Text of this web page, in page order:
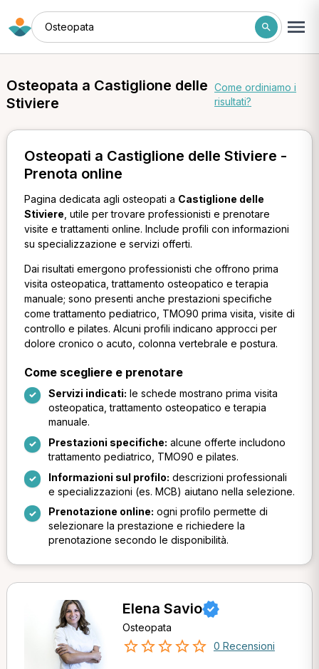
Osteopata
Osteopata a Castiglione delle
Stiviere
Come ordiniamo i
risultati?
Osteopati a Castiglione delle Stiviere -
Prenota online
Pagina dedicata agli osteopati a Castiglione delle
Stiviere , utile per trovare professionisti e prenotare
visite e trattamenti online. Include profili con informazioni
su specializzazione e servizi offerti.
Dai risultati emergono professionisti che offrono prima
visita osteopatica, trattamento osteopatico e terapia
manuale; sono presenti anche prestazioni specifiche
come trattamento pediatrico, TMO90 prima visita, visite di
controllo e pilates. Alcuni profili indicano approcci per
dolore cronico o acuto, colonna vertebrale e postura.
Come scegliere e prenotare
Servizi indicati: le schede mostrano prima visita
osteopatica, trattamento osteopatico e terapia
manuale.
Prestazioni specifiche: alcune offerte includono
trattamento pediatrico, TMO90 e pilates.
Informazioni sul profilo: descrizioni professionali
e specializzazioni (es. MCB) aiutano nella selezione.
Prenotazione online: ogni profilo permette di
selezionare la prestazione e richiedere la
prenotazione secondo le disponibilità.
Elena Savio
Osteopata
0 Recensioni